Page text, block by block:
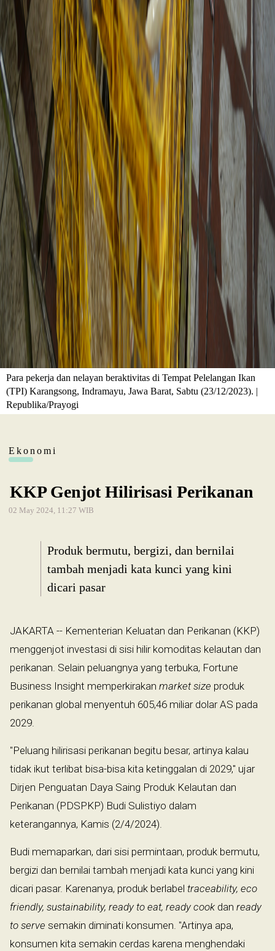
Para pekerja dan nelayan beraktivitas di Tempat Pelelangan Ikan
(TPI) Karangsong, Indramayu, Jawa Barat, Sabtu (23/12/2023). |
Republika/Prayogi
Ekonomi
KKP Genjot Hilirisasi Perikanan
02 May 2024, 11:27 WIB
Produk bermutu, bergizi, dan bernilai
tambah menjadi kata kunci yang kini
dicari pasar
JAKARTA -- Kementerian Keluatan dan Perikanan (KKP)
menggenjot investasi di sisi hilir komoditas kelautan dan
perikanan. Selain peluangnya yang terbuka, Fortune
Business Insight memperkirakan market size produk
perikanan global menyentuh 605,46 miliar dolar AS pada
2029.
"Peluang hilirisasi perikanan begitu besar, artinya kalau
tidak ikut terlibat bisa-bisa kita ketinggalan di 2029," ujar
Dirjen Penguatan Daya Saing Produk Kelautan dan
Perikanan (PDSPKP) Budi Sulistiyo dalam
keterangannya, Kamis (2/4/2024).
Budi memaparkan, dari sisi permintaan, produk bermutu,
bergizi dan bernilai tambah menjadi kata kunci yang kini
dicari pasar. Karenanya, produk berlabel traceability, eco
friendly, sustainability, ready to eat, ready cook dan ready
to serve semakin diminati konsumen. "Artinya apa,
konsumen kita semakin cerdas karena menghendaki